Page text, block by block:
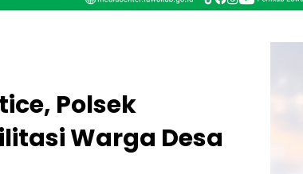
Polsek
Warga Desa